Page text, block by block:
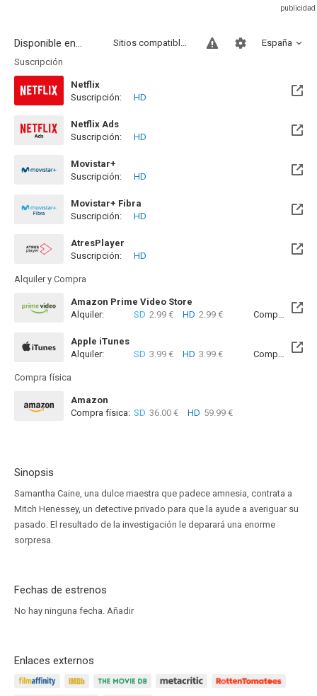
Disponible en... España
Sitios compatibles
Suscripción
Netflix
Disponible hasta el Mié, 19 Ago 2026 (Quedan 14 días)
Suscripción: HD
Netflix Ads
Disponible hasta el Mié, 19 Ago 2026 (Quedan 14 días)
Suscripción: HD
Movistar+
Disponible hasta el Jue, 31 Dic 2026 (Quedan 4 meses)
Suscripción: HD
Movistar+ Fibra
Disponible hasta el Jue, 31 Dic 2026 (Quedan 4 meses)
Suscripción: HD
AtresPlayer
Suscripción:
HD
Alquiler y Compra
Amazon Prime Video Store
Alquiler:
SD 2.99 € HD 2.99 € Compra: SD
Apple iTunes
Alquiler:
SD 3.99 € HD 3.99 € Compra: SD
Compra física
Amazon
Compra física: SD 36.00 € HD 59.99 €
Sinopsis
Samantha Caine, una dulce maestra que padece amnesia, contrata a
Mitch Henessey, un detective privado para que la ayude a averiguar su
pasado. El resultado de la investigación le deparará una enorme
sorpresa.
Fechas de estrenos
No hay ninguna fecha. Añadir
Enlaces externos